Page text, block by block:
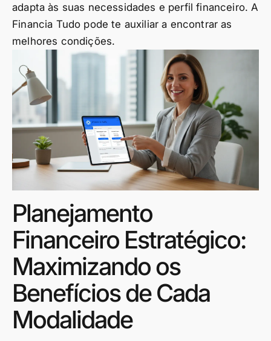
adapta às suas necessidades e perfil financeiro. A
Financia Tudo pode te auxiliar a encontrar as
melhores condições.
Planejamento
Financeiro Estratégico:
Maximizando os
Benefícios de Cada
Modalidade